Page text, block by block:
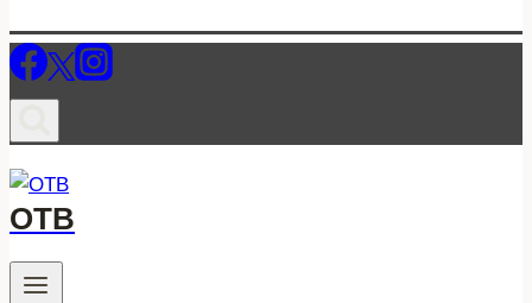
ОТВ